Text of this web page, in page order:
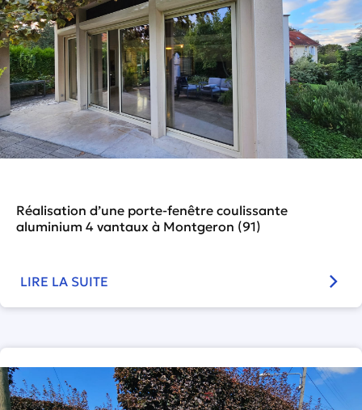
Réalisation d’une porte-fenêtre coulissante
aluminium 4 vantaux à Montgeron (91)
LIRE LA SUITE